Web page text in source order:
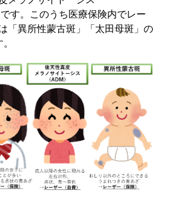
す。このうち医療保険内でレー
「異所性蒙古斑」「太田母斑」の